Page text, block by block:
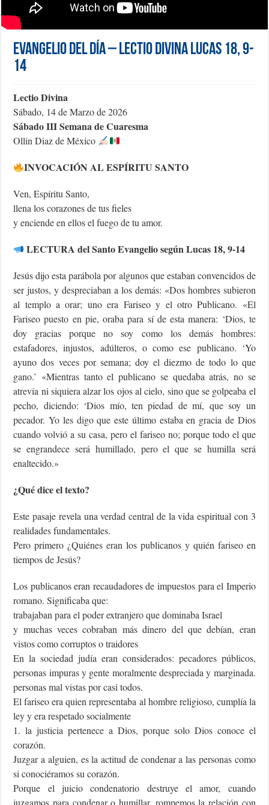
Evangelio del día – Lectio Divina Lucas 18, 9-
14
Lectio Divina
Sábado, 14 de Marzo de 2026
Sábado III Semana de Cuaresma
Ollin Diaz de México
INVOCACIÓN AL ESPÍRITU SANTO
Ven, Espíritu Santo,
llena los corazones de tus fieles
y enciende en ellos el fuego de tu amor.
LECTURA del Santo Evangelio según Lucas 18, 9-14
Jesús dijo esta parábola por algunos que estaban convencidos de
ser justos, y despreciaban a los demás: «Dos hombres subieron
al templo a orar; uno era Fariseo y el otro Publicano. «El
Fariseo puesto en pie, oraba para sí de esta manera: ‘Dios, te
doy gracias porque no soy como los demás hombres:
estafadores, injustos, adúlteros, o como ese publicano. ‘Yo
ayuno dos veces por semana; doy el diezmo de todo lo que
gano.’ «Mientras tanto el publicano se quedaba atrás, no se
atrevía ni siquiera alzar los ojos al cielo, sino que se golpeaba el
pecho, diciendo: ‘Dios mío, ten piedad de mí, que soy un
pecador. Yo les digo que este último estaba en gracia de Dios
cuando volvió a su casa, pero el fariseo no; porque todo el que
se engrandece será humillado, pero el que se humilla será
enaltecido.»
¿Qué dice el texto?
Este pasaje revela una verdad central de la vida espiritual con 3
realidades fundamentales.
Pero primero ¿Quiénes eran los publicanos y quién fariseo en
tiempos de Jesús?
Los publicanos eran recaudadores de impuestos para el Imperio
romano. Significaba que:
trabajaban para el poder extranjero que dominaba Israel
y muchas veces cobraban más dinero del que debían, eran
vistos como corruptos o traidores
En la sociedad judía eran considerados: pecadores públicos,
personas impuras y gente moralmente despreciada y marginada.
personas mal vistas por casi todos.
El fariseo era quien representaba al hombre religioso, cumplía la
ley y era respetado socialmente
1. la justicia pertenece a Dios, porque solo Dios conoce el
corazón.
Juzgar a alguien, es la actitud de condenar a las personas como
si conociéramos su corazón.
Porque el juicio condenatorio destruye el amor, cuando
juzgamos para condenar o humillar, rompemos la relación con